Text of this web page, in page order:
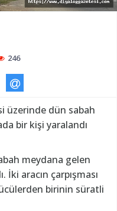
246
üzerinde dün sabah
bir kişi yaralandı
meydana gelen
aracın çarpışması
birinin süratli